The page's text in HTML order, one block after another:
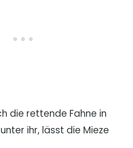
die rettende Fahne in
ihr, lässt die Mieze